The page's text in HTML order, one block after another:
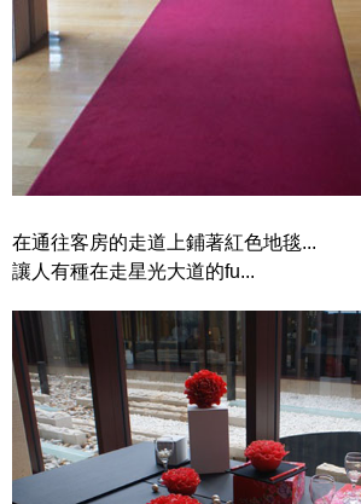
在通往客房的走道上鋪著紅色地毯...
讓人有種在走星光大道的fu...